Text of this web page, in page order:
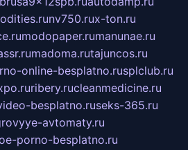
nv750.rux-ton.ru
modopaper.rumanunae.ru
madoma.rutajuncos.ru
online-besplatno.rusplclub.ru
ribery.rucleanmedicine.ru
besplatno.ruseks-365.ru
avtomaty.ru
porno-besplatno.ru